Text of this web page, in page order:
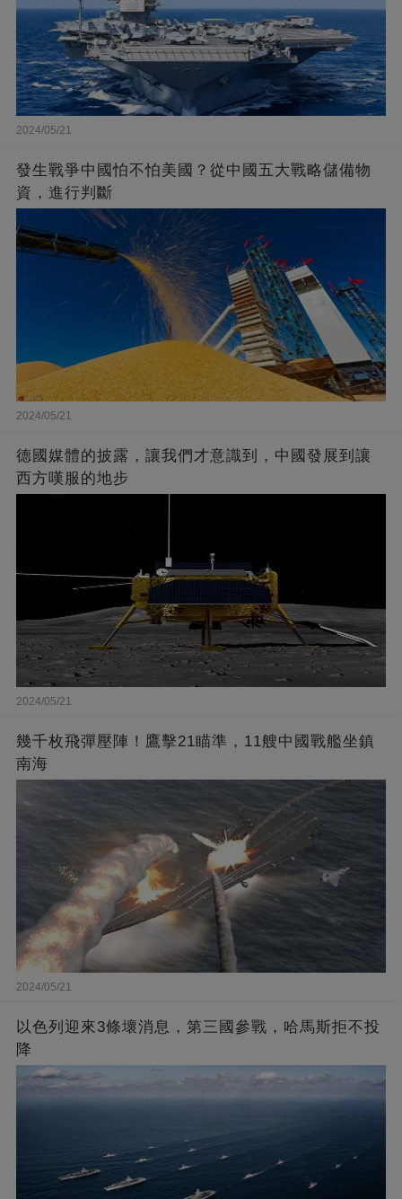
2024/05/21
發生戰爭中國怕不怕美國？從中國五大戰略儲備物
資，進行判斷
2024/05/21
德國媒體的披露，讓我們才意識到，中國發展到讓
西方嘆服的地步
2024/05/21
幾千枚飛彈壓陣！鷹擊21瞄準，11艘中國戰艦坐鎮
南海
2024/05/21
以色列迎來3條壞消息，第三國參戰，哈馬斯拒不投
降